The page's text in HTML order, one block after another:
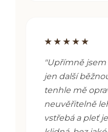
★★★★★
"Upřímně jsem
jen další
tenhle mě
neuvěřitelně
vstřebá a pleť